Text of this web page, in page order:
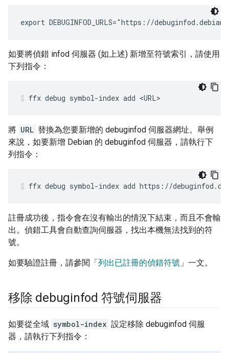
如要將偵錯 infod 伺服器 (如上述) 新增至符號索引，請使用
下列指令：
ffx debug symbol-index add <URL>
將 URL 替換為您要新增的 debuginfod 伺服器網址。舉例
來說，如要新增 Debian 的 debuginfod 伺服器，請執行下
列指令：
ffx debug symbol-index add https://
註冊成功後，指令會在沒有輸出的情況下結束，而且不會輸
出。偵錯工具會自動查詢伺服器，找出本機無法找到的符
號。
如要驗證註冊，請參閱「列出已註冊的偵錯符號 」一文。
移除 debuginfod 符號伺服器
如要從全域 symbol-index 設定移除 debuginfod 伺服
器，請執行下列指令：